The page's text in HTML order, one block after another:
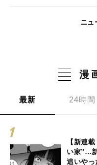
ニュ
漫
最新 24時間
【新連
い家”…
追いやっ